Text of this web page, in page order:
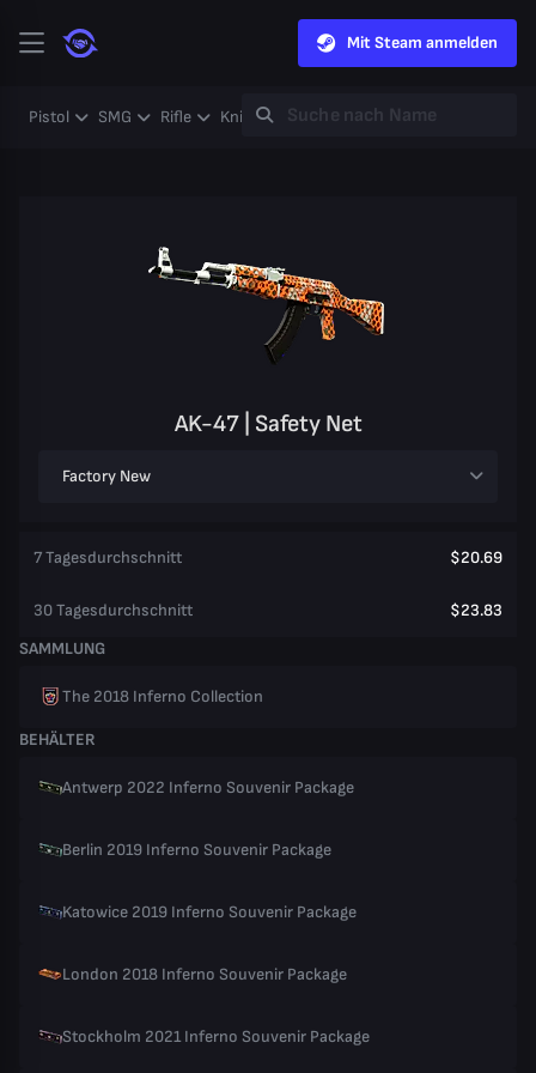
Mit Steam anmelden
Pistol SMG Rifle Knife Gloves Heavy
AK-47 | Safety Net
Factory New
7 Tagesdurchschnitt $20.69
30 Tagesdurchschnitt
$23.83
SAMMLUNG
The 2018 Inferno Collection
BEHÄLTER
Antwerp 2022 Inferno Souvenir Package
Berlin 2019 Inferno Souvenir Package
Katowice 2019 Inferno Souvenir Package
London 2018 Inferno Souvenir Package
Stockholm 2021 Inferno Souvenir Package